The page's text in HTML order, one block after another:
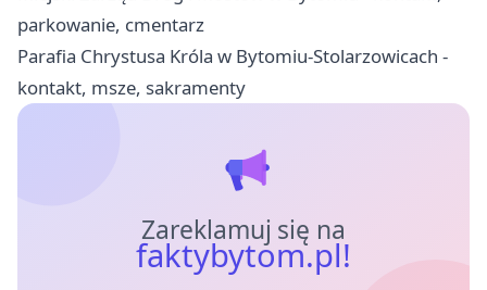
parkowanie, cmentarz
Parafia Chrystusa Króla w Bytomiu-Stolarzowicach -
kontakt, msze, sakramenty
Zareklamuj się na
faktybytom.pl!